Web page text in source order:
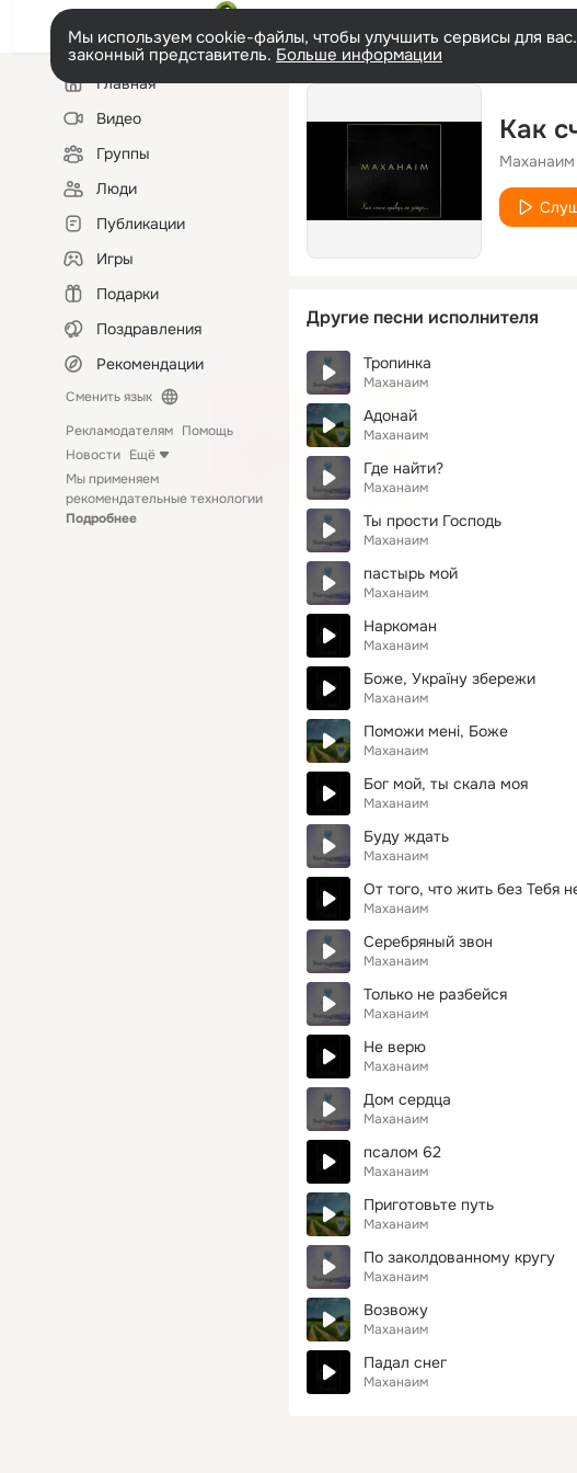
Мы используем cookie-файлы, чтобы улучшить сервисы для
законный представитель. Больше информации
Левая
колонкаГлавная
Видео
Группы
Люди
Публикации
Игры
Подарки
Поздравления
Рекомендации
Сменить язык
Рекламодателям Помощь
Новости Ещё
Мы применяем
рекомендательные технологии
Подробнее
Как
Маханаим
Другие песни исполнителя
Тропинка
Маханаим
Адонай
Маханаим
Где найти?
Маханаим
Ты прости Господь
Маханаим
пастырь мой
Маханаим
Наркоман
Маханаим
Боже, Україну збережи
Маханаим
Поможи мені, Боже
Маханаим
Бог мой, ты скала моя
Маханаим
Буду ждать
Маханаим
От того, что жить без Тебя
Маханаим
Серебряный звон
Маханаим
Только не разбейся
Маханаим
Не верю
Маханаим
Дом сердца
Маханаим
псалом 62
Маханаим
Приготовьте путь
Маханаим
По заколдованному кругу
Маханаим
Возвожу
Маханаим
Падал снег
Маханаим